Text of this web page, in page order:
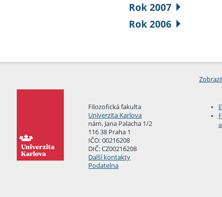
Rok 2007
Rok 2006
Filozofická fakulta
Univerzita Karlova
nám. Jana Palacha 1/2
116 38 Praha 1
IČO: 00216208
DIČ: CZ00216208
Další kontakty
Podatelna